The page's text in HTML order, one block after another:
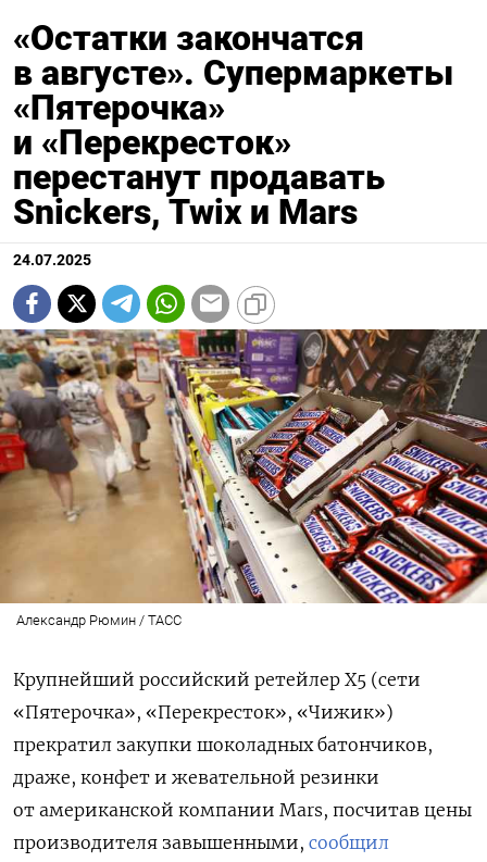
«Остатки закончатся
в августе». Супермаркеты
«Пятерочка»
и «Перекресток»
перестанут продавать
Snickers, Twix и Mars
24.07.2025
Александр Рюмин / ТАСС
Крупнейший российский ретейлер X5 (сети
«Пятерочка», «Перекресток», «Чижик»)
прекратил закупки шоколадных батончиков,
драже, конфет и жевательной резинки
от американской компании Mars, посчитав цены
производителя завышенными, сообщил